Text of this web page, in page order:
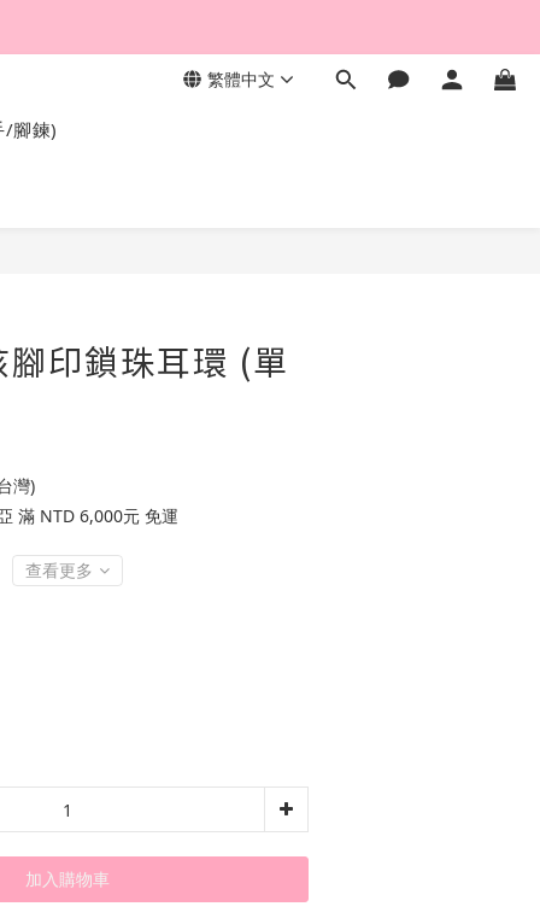
繁體中文
/腳鍊)
印鎖珠耳環 (單
灣)
滿 NTD 6,000元 免運
查看更多
加入購物車